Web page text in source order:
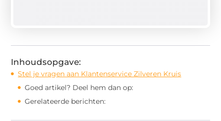
Inhoudsopgave:
Stel je vragen aan Klantenservice Zilveren Kruis
Goed artikel? Deel hem dan op:
Gerelateerde berichten: